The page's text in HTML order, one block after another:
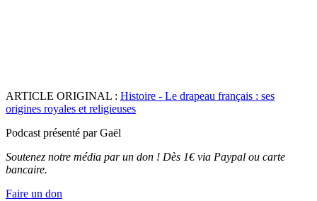
ARTICLE ORIGINAL : Histoire - Le drapeau français : ses
origines royales et religieuses
Podcast présenté par Gaël
Soutenez notre média par un don ! Dès 1€ via Paypal ou carte
bancaire.
Faire un don